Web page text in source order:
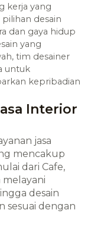
kerja yang
desain
dan gaya hidup
yang
tim desainer
untuk
kepribadian
Interior
jasa
mencakup
dari Cafe,
melayani
desain
sesuai dengan